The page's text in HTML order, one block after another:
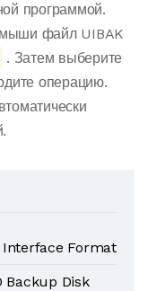
программой.
мыши файл UIBAK
. Затем выберите
операцию.
Interface Format
Backup Disk